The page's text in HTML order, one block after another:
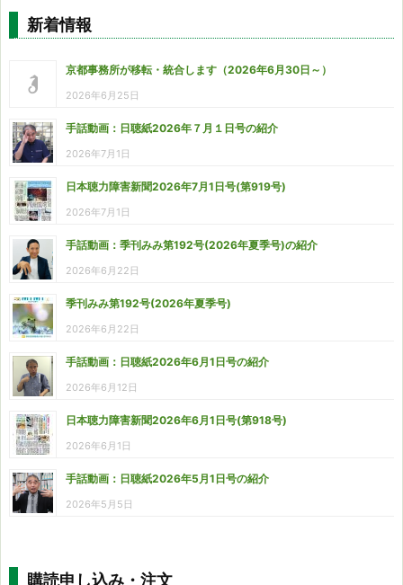
新着情報
京都事務所が移転・統合します（2026年6月30日～）
2026年6月25日
手話動画：日聴紙2026年７月１日号の紹介
2026年7月1日
日本聴力障害新聞2026年7月1日号(第919号)
2026年7月1日
手話動画：季刊みみ第192号(2026年夏季号)の紹介
2026年6月22日
季刊みみ第192号(2026年夏季号)
2026年6月22日
手話動画：日聴紙2026年6月1日号の紹介
2026年6月12日
日本聴力障害新聞2026年6月1日号(第918号)
2026年6月1日
手話動画：日聴紙2026年5月1日号の紹介
2026年5月5日
購読申し込み・注文